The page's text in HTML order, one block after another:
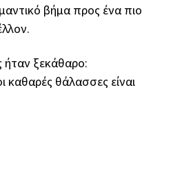
βήμα προς ένα πιο
ξεκάθαρο:
καθαρές θάλασσες είναι